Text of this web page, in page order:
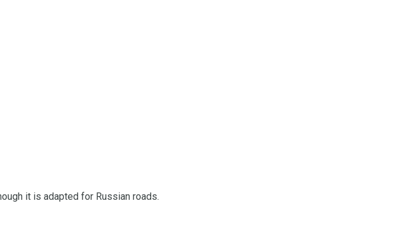
it is adapted for Russian roads.